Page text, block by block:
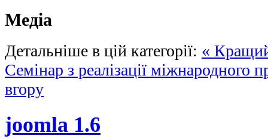
Медіа
Детальніше в цій категорії: «
Cемінар з реалізації міжнародного
вгору
joomla 1.6